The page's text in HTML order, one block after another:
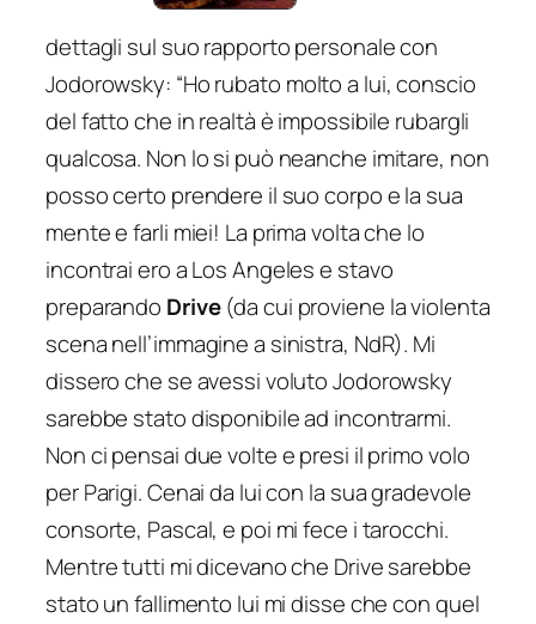
dettagli sul suo rapporto personale con
Jodorowsky: “Ho rubato molto a lui, conscio
del fatto che in realtà è impossibile rubargli
qualcosa. Non lo si può neanche imitare, non
posso certo prendere il suo corpo e la sua
mente e farli miei! La prima volta che lo
incontrai ero a Los Angeles e stavo
preparando Drive (da cui proviene la violenta
scena nell’immagine a sinistra, NdR). Mi
dissero che se avessi voluto Jodorowsky
sarebbe stato disponibile ad incontrarmi.
Non ci pensai due volte e presi il primo volo
per Parigi. Cenai da lui con la sua gradevole
consorte, Pascal, e poi mi fece i tarocchi.
Mentre tutti mi dicevano che Drive sarebbe
stato un fallimento lui mi disse che con quel